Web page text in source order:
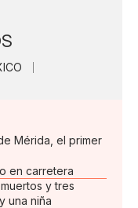
Mérida, el primer
en carretera
y tres
una niña